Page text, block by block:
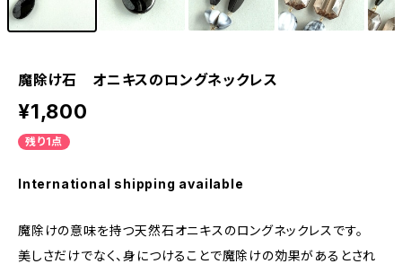
魔除け石 オニキスのロングネックレス
¥1,800
残り1点
International shipping available
魔除けの意味を持つ天然石オニキスのロングネックレスです。
美しさだけでなく、身につけることで魔除けの効果があるとされ